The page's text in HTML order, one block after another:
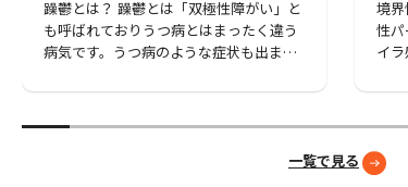
もがそうできるわけではありません。狭
まった道の前で、立ち止まるしかない人
がいる。それは自分がよく知っていま
ども。立場が弱いとされる人の力になり
たいという気持ちは、昔からありまし
いいのかは、まだ分かっていませんでし
躁鬱とは？ 躁鬱とは「双極性障がい」と
も呼ばれておりうつ病とはまったく違う
病気です。うつ病のような症状も出ます
になることもあり日や月によって正反対
起こるのかは、いまだ解明されていませ
境
性
イ
合
が
障
一覧で見る